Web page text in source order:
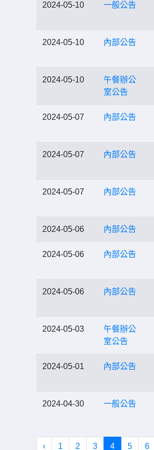
2024-05-10 一般公告
2024-05-10 內部公告
2024-05-10
午餐辦公
室公告
2024-05-07 內部公告
2024-05-07 內部公告
2024-05-07 內部公告
2024-05-06 內部公告
2024-05-06 內部公告
2024-05-06 內部公告
2024-05-03
午餐辦公
室公告
2024-05-01 內部公告
2024-04-30 一般公告
‹ 1 2 3 4 5 6